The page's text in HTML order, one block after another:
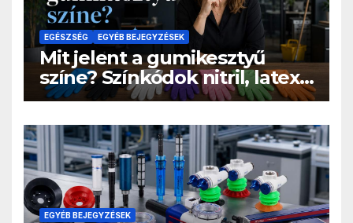
EGÉSZSÉG EGYÉB BEJEGYZÉSEK
Mit jelent a gumikesztyű
színe? Színkódok nitril, latex
és vinyl kesztyűknél
EGYÉB BEJEGYZÉSEK